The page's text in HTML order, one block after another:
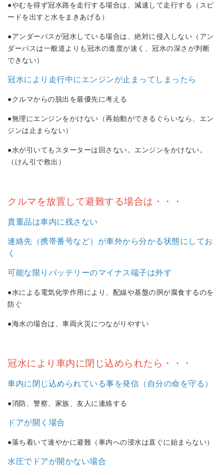
●やむを得ず冠水路を走行する場合は、減速して走行する（スピ
ードを出すと水をまきあげる）
●アンダーパスが冠水している場合は、絶対に侵入しない（アン
ダーパスは一般道よりも冠水の進度が速く、冠水の深さが判断
できない）
冠水により走行中にエンジンが止まってしまったら
●クルマからの脱出を最優先に考える
●無理にエンジンをかけない（再始動ができるぐらいなら、エン
ジンは止まらない）
●水が引いてもスターターは回さない。エンジンをかけない。
（けん引で救出）
クルマを放置して避難する場合は・・・
貴重品は車内に残さない
連絡先（携帯番号など）が車外から分かる状態にしてお
く
可能な限りバッテリーのマイナス端子は外す
●水による電気化学作用により、配線や基盤の胴が腐食するのを
防ぐ
●海水の場合は、車両火災につながりやすい
冠水により車内に閉じ込められたら・・・
車内に閉じ込められている事を発信（自分の命を守る）
●消防、警察、家族、友人に連絡する
ドアが開く場合
●落ち着いて速やかに避難（車内への浸水は直ぐに始まらない）
水圧でドアが開かない場合